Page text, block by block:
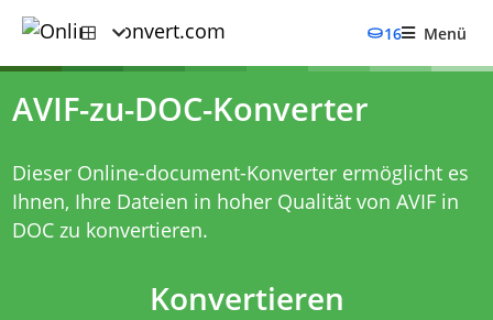
16 Menü
AVIF-zu-DOC-Konverter
Dieser Online-document-Konverter ermöglicht es
Ihnen, Ihre Dateien in hoher Qualität von AVIF in
DOC zu konvertieren.
Konvertieren